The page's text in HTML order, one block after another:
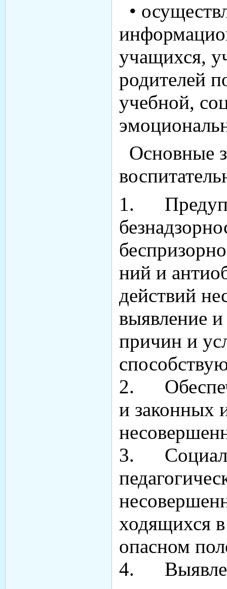
•
учащихся,
родителей
учебной,
Ос­новные
1.
ний и
действий
выявление
причин и
2.
и законных
3.
ходящихся
опасном
4.